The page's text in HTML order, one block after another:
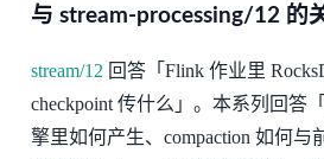
与 stream-processing/12 的
stream/12 回答「Flink 作业里
checkpoint 传什么」。本系列回答
擎里如何产生、compaction 如何与